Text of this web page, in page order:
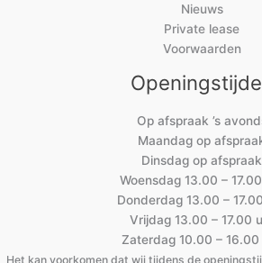
Nieuws
Private lease
Voorwaarden
Op afspraak ’s
Maandag op
Dinsdag op afspraak
Woensdag 13.00 –
Donderdag 13.00 –
Vrijdag 13.00 – 17.00
Zaterdag 10.00 – 16.00
Het kan voorkomen dat wij tijdens de